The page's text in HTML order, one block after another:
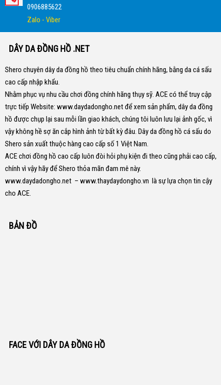
0906885622
Zalo - Viber
DÂY DA ĐỒNG HỒ .NET
Shero chuyên dây da đồng hồ theo tiêu chuẩn chính hãng, bằng da cá sấu
cao cấp nhập khẩu.
Nhằm phục vụ nhu cầu chơi đồng chính hãng thụy sỹ. ACE có thể truy cập
trực tiếp Website: www.daydadongho.netđể xem sản phẩm, dây da đồng
hồ được chụp lại sau mỗi lần giao khách, chúng tôi luôn lưu lại ảnh gốc, vì
vậy không hề sợ ăn cắp hình ảnh từ bất kỳ đâu. Dây da đồng hồ cá sấu do
Shero sản xuất thuộc hàng cao cấp số 1 Việt Nam.
ACE chơi đồng hồ cao cấp luôn đòi hỏi phụ kiện đi theo cũng phải cao cấp,
chính vì vậy hãy để Shero thỏa mãn đam mê này.
www.daydadongho.net – www.thaydaydongho.vn là sự lựa chọn tin cậy
cho ACE.
BẢN ĐỒ
FACE VỚI DÂY DA ĐỒNG HỒ